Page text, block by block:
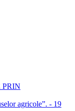
agricole”. - 19